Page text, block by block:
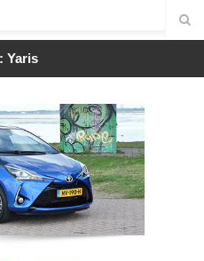
Yaris